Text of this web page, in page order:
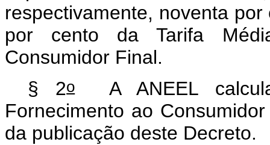
respectivamente, noventa
por cento da Tarifa
Consumidor Final.
§ 2oA ANEEL
Fornecimento ao
da publicação deste Decreto.